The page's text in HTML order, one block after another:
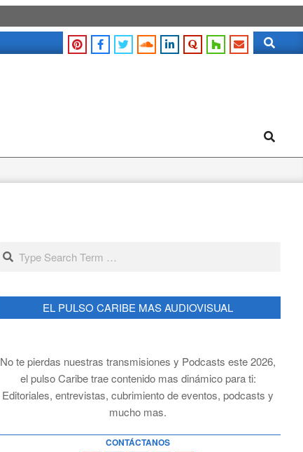
Search
Search
Search
EL PULSO CARIBE MAS AUDIOVISUAL
No te pierdas nuestras transmisiones y Podcasts este 2026,
el pulso Caribe trae contenido mas dinámico para ti:
Editoriales, entrevistas, cubrimiento de eventos, podcasts y
mucho mas.
CONTÁCTANOS